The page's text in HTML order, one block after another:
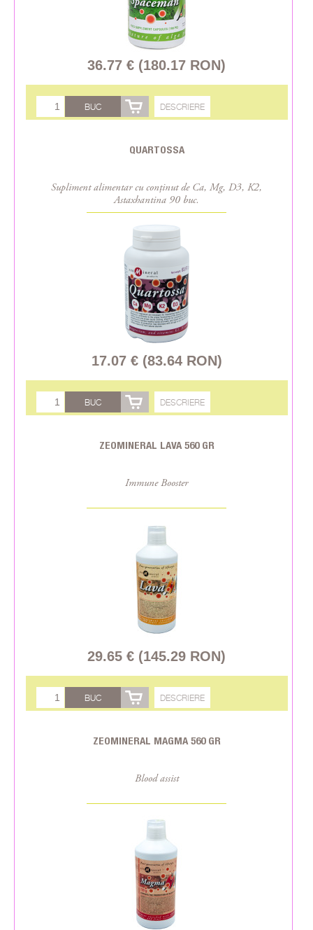
36.77 € (180.17 RON)
BUC DESCRIERE
QUARTOSSA
Supliment alimentar cu conținut de Ca, Mg, D3, K2,
Astaxhantina 90 buc.
17.07 € (83.64 RON)
BUC DESCRIERE
ZEOMINERAL LAVA 560 GR
Immune Booster
29.65 € (145.29 RON)
BUC DESCRIERE
ZEOMINERAL MAGMA 560 GR
Blood assist